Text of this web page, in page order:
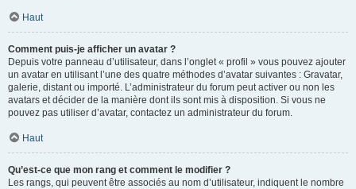
Haut
Comment puis-je afficher un avatar ?
Depuis votre panneau d’utilisateur, dans l’onglet « profil » vous pouvez ajouter
un avatar en utilisant l’une des quatre méthodes d’avatar suivantes : Gravatar,
galerie, distant ou importé. L’administrateur du forum peut activer ou non les
avatars et décider de la manière dont ils sont mis à disposition. Si vous ne
pouvez pas utiliser d’avatar, contactez un administrateur du forum.
Haut
Qu’est-ce que mon rang et comment le modifier ?
Les rangs, qui peuvent être associés au nom d’utilisateur, indiquent le nombre